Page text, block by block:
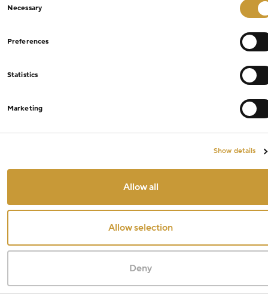
Selection
Necessary
Preferences
Statistics
Marketing
Show details
Allow all
Allow selection
Deny